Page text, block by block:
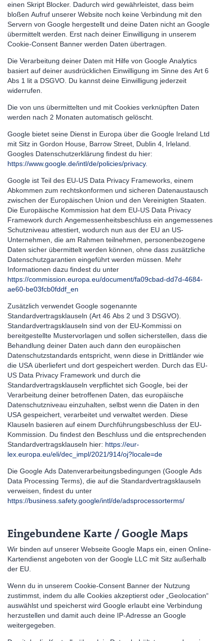
einen Skript Blocker. Dadurch wird gewährleistet, dass beim
bloßen Aufruf unserer Website noch keine Verbindung mit den
Servern von Google hergestellt und deine Daten nicht an Google
übermittelt werden. Erst nach deiner Einwilligung in unserem
Cookie-Consent Banner werden Daten übertragen.
Die Verarbeitung deiner Daten mit Hilfe von Google Analytics
basiert auf deiner ausdrücklichen Einwilligung im Sinne des Art 6
Abs 1 lit a DSGVO. Du kannst deine Einwilligung jederzeit
widerrufen.
Die von uns übermittelten und mit Cookies verknüpften Daten
werden nach 2 Monaten automatisch gelöscht.
Google bietet seine Dienst in Europa über die Google Ireland Ltd
mit Sitz in Gordon House, Barrow Street, Dublin 4, Irleland.
Googles Datenschutzerklärung findest du hier:
https://www.google.de/intl/de/policies/privacy.
Google ist Teil des EU-US Data Privacy Frameworks, einem
Abkommen zum rechtskonformen und sicheren Datenaustausch
zwischen der Europäischen Union und den Vereinigten Staaten.
Die Europäische Kommission hat dem EU-US Data Privacy
Framework durch Angemessenheitsbeschluss ein angemessenes
Schutzniveau attestiert, wodurch nun aus der EU an US-
Unternehmen, die am Rahmen teilnehmen, personenbezogene
Daten sicher übermittelt werden können, ohne dass zusätzliche
Datenschutzgarantien eingeführt werden müssen. Mehr
Informationen dazu findest du unter
https://commission.europa.eu/document/fa09cbad-dd7d-4684-
ae60-be03fcb0fddf_en
Zusätzlich verwendet Google sogenannte
Standardvertragsklauseln (Art 46 Abs 2 und 3 DSGVO).
Standardvertragsklauseln sind von der EU-Kommissi on
bereitgestellte Mustervorlagen und sollen sicherstellen, dass die
Behandlung deiner Daten auch dann den europäischen
Datenschutzstandards entspricht, wenn diese in Drittländer wie
die USA überliefert und dort gespeichert werden. Durch das EU-
US Data Privacy Framework und durch die
Standardvertragsklauseln verpflichtet sich Google, bei der
Verarbeitung deiner betroffenen Daten, das europäische
Datenschutzniveau einzuhalten, selbst wenn die Daten in den
USA gespeichert, verarbeitet und verwaltet werden. Diese
Klauseln basieren auf einem Durchführungsbeschluss der EU-
Kommission. Du findest den Beschluss und die entsprechenden
Standardvertragsklauseln hier: https://eur-
lex.europa.eu/eli/dec_impl/2021/914/oj?locale=de
Die Google Ads Datenverarbeitungsbedingungen (Google Ads
Data Processing Terms), die auf die Standardvertragsklauseln
verweisen, findest du unter
https://business.safety.google/intl/de/adsprocessorterms/
Eingebundene Karte / Google Maps
Wir binden auf unserer Webseite Google Maps ein, einen Online-
Kartendienst angeboten von der Google LLC mit Sitz außerhalb
der EU.
Wenn du in unserem Cookie-Consent Banner der Nutzung
zustimmst, indem du alle Cookies akzeptierst oder „Geolocation“
auswählst und speicherst wird Google erlaubt eine Verbindung
herzustellen und damit auch deine IP-Adresse an Google
weitergegeben.